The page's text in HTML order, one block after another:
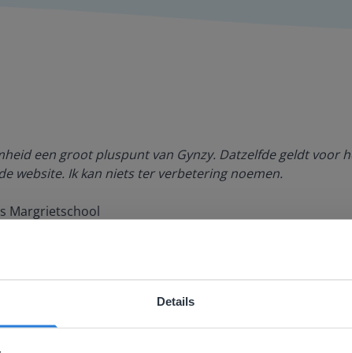
Details
een groot pluspunt van Gynzy. Datzelfde geldt voor
website. Ik kan niets ter verbetering noemen.
Margrietschool
komt niet overeen met je